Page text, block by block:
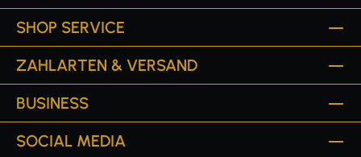
SHOP SERVICE
ZAHLARTEN & VERSAND
BUSINESS
SOCIAL MEDIA